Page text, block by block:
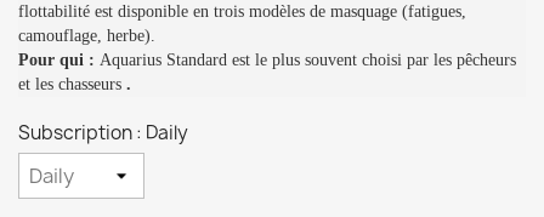
flottabilité est disponible en trois modèles de masquage (fatigues,
camouflage, herbe).
Pour qui : Aquarius Standard est le plus souvent choisi par les pêcheurs
et les chasseurs .
Subscription : Daily